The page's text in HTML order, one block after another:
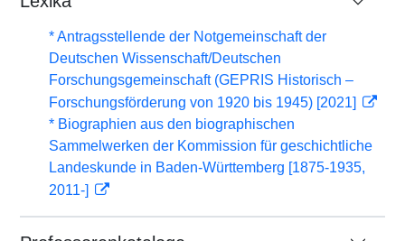
* Antragsstellende der Notgemeinschaft der
Deutschen Wissenschaft/Deutschen
Forschungsgemeinschaft (GEPRIS Historisch –
Forschungsförderung von 1920 bis 1945) [2021]
* Biographien aus den biographischen
Sammelwerken der Kommission für geschichtliche
Landeskunde in Baden-Württemberg [1875-1935,
2011-]